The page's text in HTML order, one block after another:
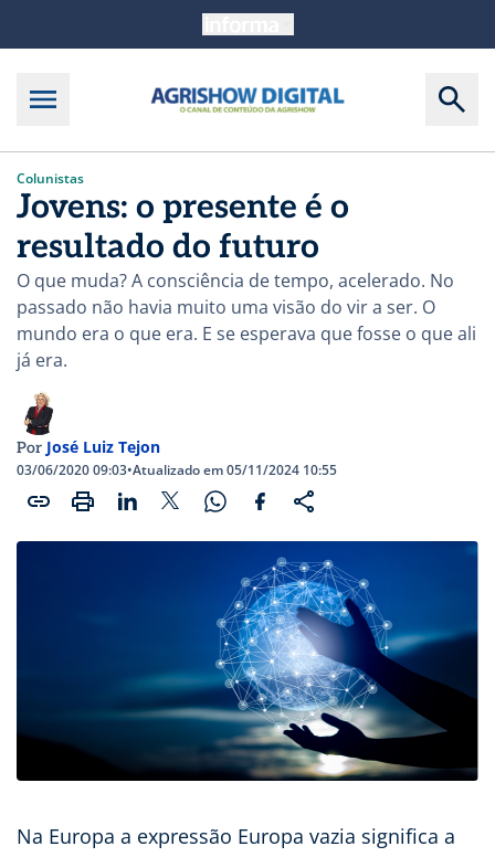
Colunistas
Jovens: o presente é o
resultado do futuro
O que muda? A consciência de tempo, acelerado. No
passado não havia muito uma visão do vir a ser. O
mundo era o que era. E se esperava que fosse o que ali
já era.
Por José Luiz Tejon
03/06/2020 09:03•Atualizado em 05/11/2024 10:55
Na Europa a expressão Europa vazia significa a